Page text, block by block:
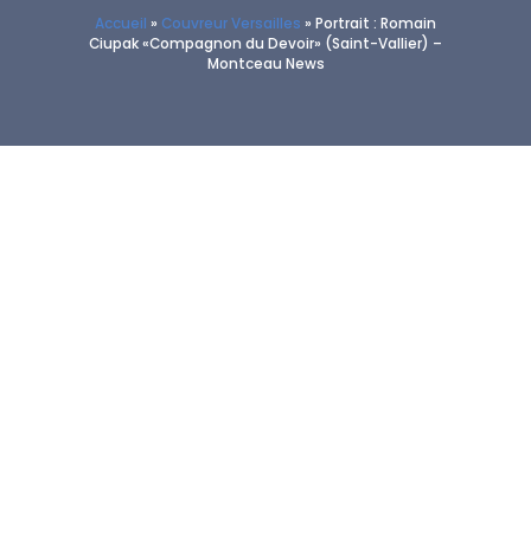
Accueil » Couvreur Versailles » Portrait : Romain
Ciupak «Compagnon du Devoir» (Saint-Vallier) –
Montceau News